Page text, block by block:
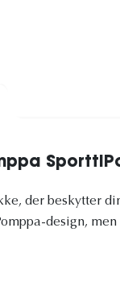
der beskytter
design,